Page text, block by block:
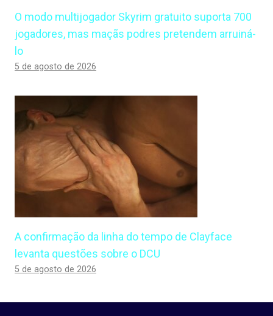
O modo multijogador Skyrim gratuito suporta 700
jogadores, mas maçãs podres pretendem arruiná-
lo
5 de agosto de 2026
A confirmação da linha do tempo de Clayface
levanta questões sobre o DCU
5 de agosto de 2026